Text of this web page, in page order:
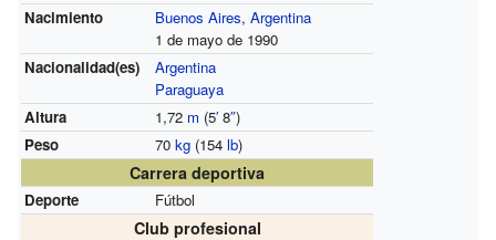
Nacimiento
Buenos Aires, Argentina
1 de mayo de 1990
Nacionalidad(es)
Argentina
Paraguaya
Altura
1,72 m (5′8″)
Peso
70 kg(154 lb)
Carrera deportiva
Deporte Fútbol
Club profesional